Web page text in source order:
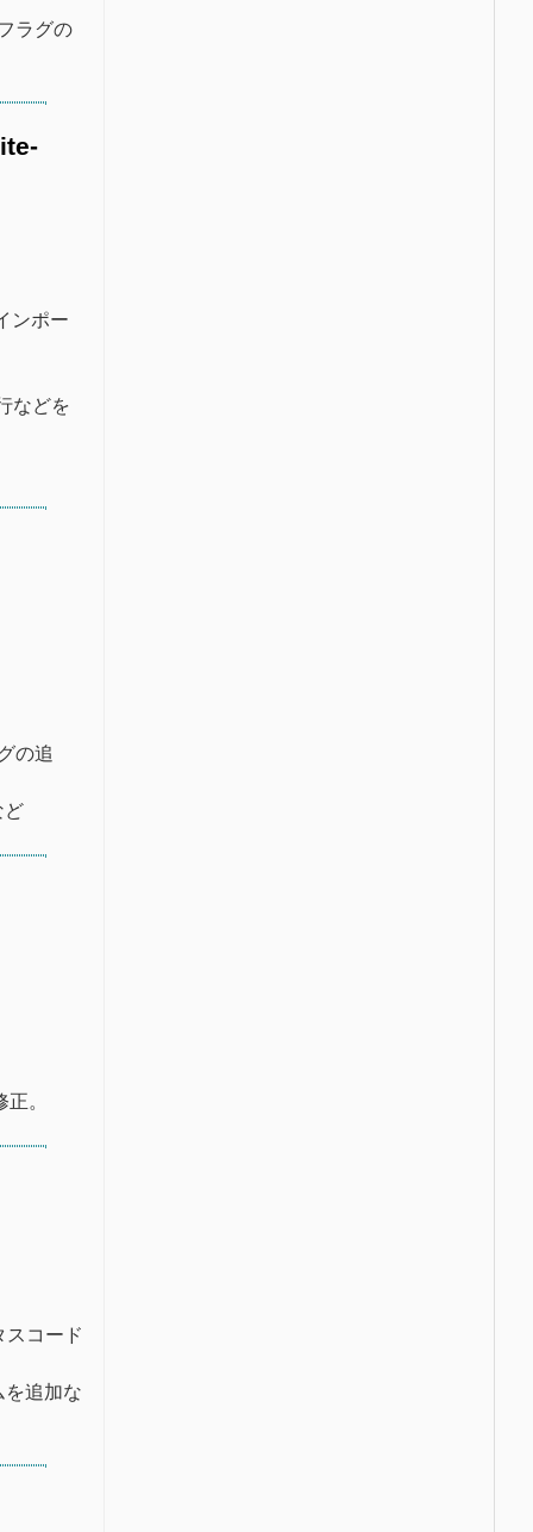
ラグの
ンポー
などを
の追
ど
。
スコード
を追加な